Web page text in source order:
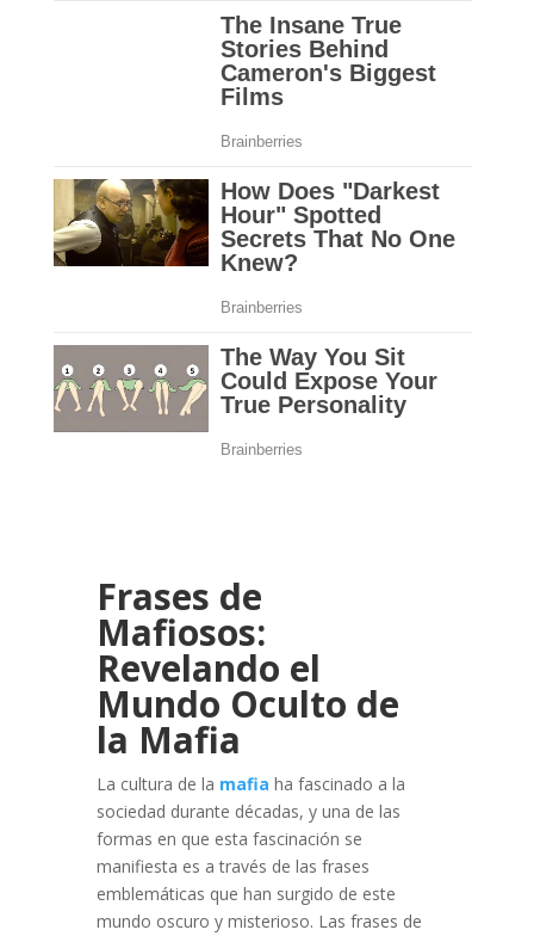
Frases de
Mafiosos:
Revelando el
Mundo Oculto de
la Mafia
La cultura de la mafia ha fascinado a la
sociedad durante décadas, y una de las
formas en que esta fascinación se
manifiesta es a través de las frases
emblemáticas que han surgido de este
mundo oscuro y misterioso. Las frases de